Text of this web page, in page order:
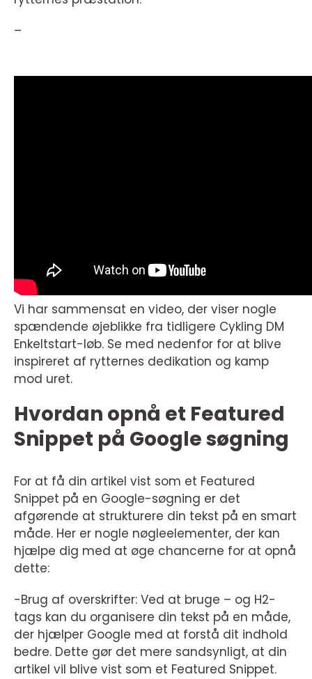
–
Vi har sammensat en video, der viser nogle
spændende øjeblikke fra tidligere Cykling DM
Enkeltstart-løb. Se med nedenfor for at blive
inspireret af rytternes dedikation og kamp
mod uret.
Hvordan opnå et Featured
Snippet på Google søgning
For at få din artikel vist som et Featured
Snippet på en Google-søgning er det
afgørende at strukturere din tekst på en smart
måde. Her er nogle nøgleelementer, der kan
hjælpe dig med at øge chancerne for at opnå
dette:
-Brug af overskrifter: Ved at bruge – og H2-
tags kan du organisere din tekst på en måde,
der hjælper Google med at forstå dit indhold
bedre. Dette gør det mere sandsynligt, at din
artikel vil blive vist som et Featured Snippet.